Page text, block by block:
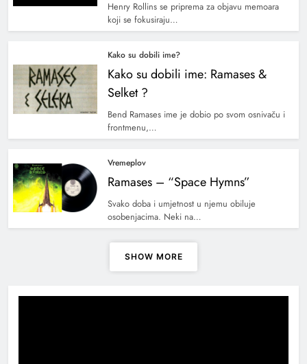
Henry Rollins se priprema za objavu memoara
koji se fokusiraju…
Kako su dobili ime?
Kako su dobili ime: Ramases &
Selket ?
Bend Ramases ime je dobio po svom osnivaču i
frontmenu,…
Vremeplov
Ramases – “Space Hymns”
Svako doba i umjetnost u njemu obiluje
osobenjacima. Neki na…
SHOW MORE